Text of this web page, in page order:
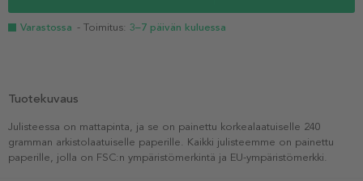
Varastossa - Toimitus: 3–7 päivän kuluessa
Tuotekuvaus
Julisteessa on mattapinta, ja se on painettu korkealaatuiselle 240
gramman arkistolaatuiselle paperille. Kaikki julisteemme on painettu
paperille, jolla on FSC:n ympäristömerkintä ja EU-ympäristömerkki.